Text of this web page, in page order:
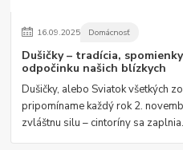
16.09.2025 Domácnosť
Dušičky – tradícia,
odpočinku našich blízkych
Dušičky, alebo Sviatok všetkých
pripomíname každý rok 2.
zvláštnu silu – cintoríny sa